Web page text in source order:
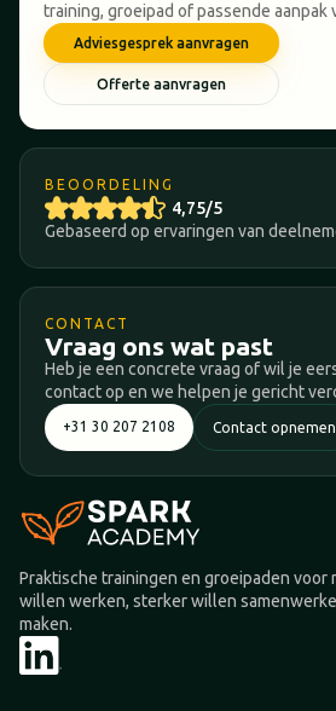
training, groeipad of passende aanpak
Adviesgesprek aanvragen
Offerte aanvragen
BEOORDELING
4,75/5
Gebaseerd op ervaringen van
CONTACT
Vraag ons wat past
Heb je een concrete vraag of wil je
contact op en we helpen je gericht
+31 30 207 2108 Contact opnemen
Praktische trainingen en groeipaden voor
willen werken, sterker willen
maken.